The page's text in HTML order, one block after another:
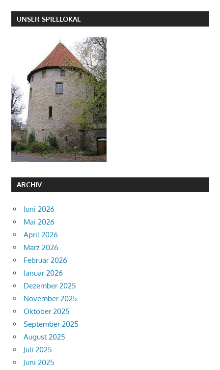
UNSER SPIELLOKAL
ARCHIV
Juni 2026
Mai 2026
April 2026
März 2026
Februar 2026
Januar 2026
Dezember 2025
November 2025
Oktober 2025
September 2025
August 2025
Juli 2025
Juni 2025